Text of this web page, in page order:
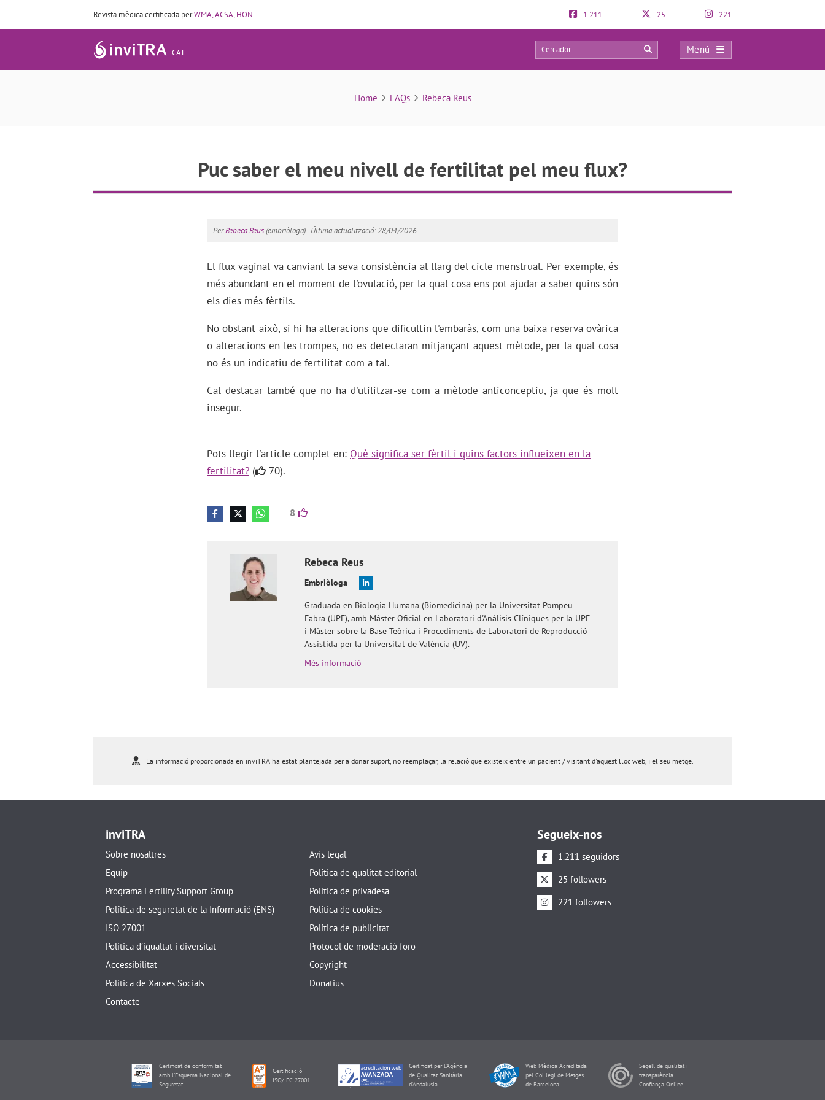
Revista mèdica certificada perWMA, ACSA, HON. 1.211 25 221
CAT
Menú
FAQs
2 0
Home FAQs Rebeca Reus
Puc saber el meu nivell de fertilitat pel meu flux?
PerRebeca Reus(embriòloga). Última actualització: 28/04/2026
El flux vaginal va canviant la seva consistència al llarg del cicle menstrual. Per exemple, és
més abundant en el moment de l'ovulació, per la qual cosa ens pot ajudar a saber quins són
els dies més fèrtils.
No obstant això, si hi ha alteracions que dificultin l'embaràs, com una baixa reserva ovàrica
o alteracions en les trompes, no es detectaran mitjançant aquest mètode, per la qual cosa
no és un indicatiu de fertilitat com a tal.
Cal destacar també que no ha d'utilitzar-se com a mètode anticonceptiu, ja que és molt
insegur.
Pots llegir l'article complet en: Què significa ser fèrtil i quins factors influeixen en la
fertilitat? ( 70).
8
Rebeca Reus
Embriòloga
Graduada en Biologia Humana (Biomedicina) per la Universitat Pompeu
Fabra (UPF), amb Màster Oficial en Laboratori d'Anàlisis Clíniques per la UPF
i Màster sobre la Base Teòrica i Procediments de Laboratori de Reproducció
Assistida per la Universitat de València (UV).
Més informació
La informació proporcionada en inviTRA ha estat plantejada per a donar suport, no reemplaçar, la relació que existeix entre un pacient / visitant d'aquest lloc web, i el seu metge.
inviTRA
Sobre nosaltres
Equip
Programa Fertility Support Group
Política de seguretat de la Informació (ENS)
ISO 27001
Política d’igualtat i diversitat
Accessibilitat
Política de Xarxes Socials
Contacte
Avís legal
Política de qualitat editorial
Política de privadesa
Política de cookies
Política de publicitat
Protocol de moderació foro
Copyright
Donatius
Segueix-nos
1.211 seguidors
25 followers
221 followers
Certificat de conformitat
amb l'Esquema Nacional de
Seguretat
Certificació
ISO/IEC 27001
Certificat per l’Agència
de Qualitat Sanitària
d’Andalusia
Web Mèdica Acreditada
pel Col·legi de Metges
de Barcelona
Segell de qualitat i
transparència
Confiança Online